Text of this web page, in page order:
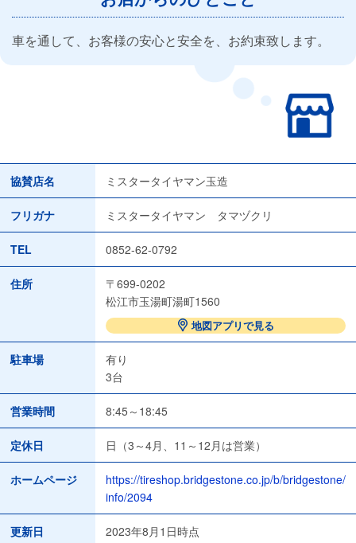
車を通して、お客様の安心と安全を、お約束致します。
協賛店名 ミスタータイヤマン玉造
フリガナ ミスタータイヤマン タマヅクリ
TEL 0852-62-0792
住所
〒699-0202
松江市玉湯町湯町1560
地図アプリで見る
駐車場
有り
3台
営業時間 8:45～18:45
定休日 日（3～4月、11～12月は営業）
ホームページ
https://tireshop.bridgestone.co.jp/b/bridgestone/
info/2094
更新日 2023年8月1日時点